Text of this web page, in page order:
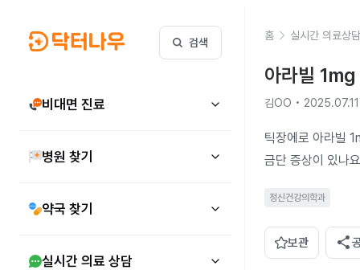
검색
비대면 진료
병원 찾기
약국 찾기
실시간 의료 상담
홈 실시간 의료상담
아라빌
김OO • 2025.07.11
틱장에로 아라빌
금단 증상이 있나
정신건강의학과
보관 share